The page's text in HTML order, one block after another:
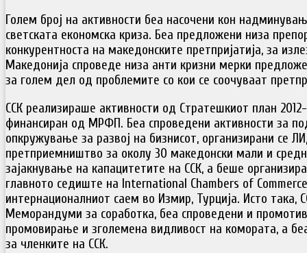
Голем број на активности беа насочени кон
светската економска криза. Беа предложени низа
конкурентноста на македонските претпријатија, за
Македонија спроведе низа анти кризни мерки
за голем дел од проблемите со кои се соочуваат
ССК реализираше активности од Стратешкиот план
финансиран од МРФП. Беа спроведени активности за
опкружување за развој на бизнисот, организирани се
претприемништво за околу 30 македонски мали и
зајакнување на капацитетите на ССК, а беше
главното седиште на International Chambers of
интернационалниот саем во Измир, Турција. Исто така,
Меморандуми за соработка, беа спроведени и
промовирање и зголемена видливост на комората, а
за членките на ССК.